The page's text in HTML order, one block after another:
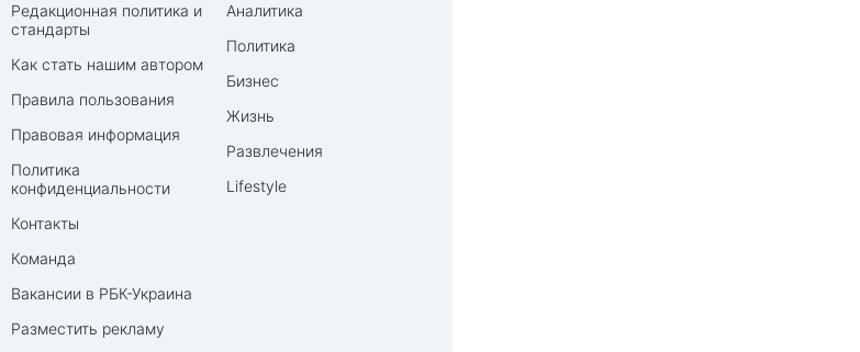
Редакционная политика и
стандарты
Как стать нашим автором
Правила пользования
Правовая информация
Политика
конфиденциальности
Контакты
Команда
Вакансии в РБК-Украина
Разместить рекламу
Аналитика
Политика
Бизнес
Жизнь
Развлечения
Lifestyle